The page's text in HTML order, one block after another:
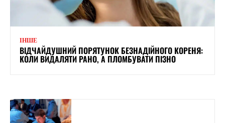
ІНШЕ
ВІДЧАЙДУШНИЙ ПОРЯТУНОК БЕЗНАДІЙНОГО КОРЕНЯ:
КОЛИ ВИДАЛЯТИ РАНО, А ПЛОМБУВАТИ ПІЗНО